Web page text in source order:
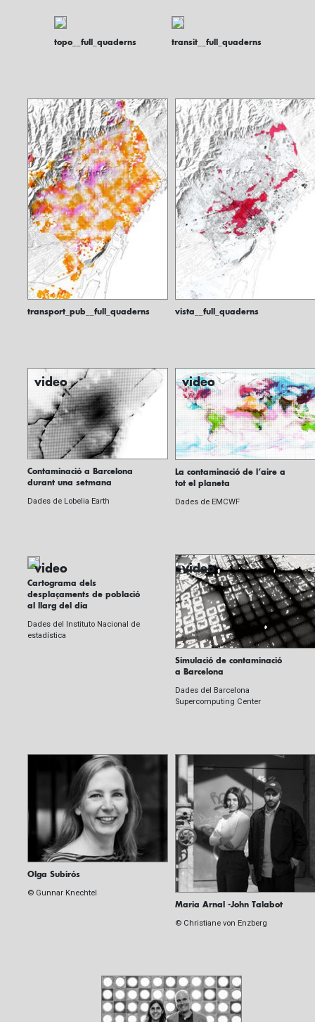
topo__full_quaderns transit__full_quaderns
transport_pub__full_quaderns vista__full_quaderns
video
Contaminació a Barcelona
durant una setmana
Dades de Lobelia Earth
video
La contaminació de l’aire a
tot el planeta
Dades de EMCWF
video
Cartograma dels
desplaçaments de població
al llarg del dia
Dades del Instituto Nacional de
estadística
video
Simulació de contaminació
a Barcelona
Dades del Barcelona
Supercomputing Center
Olga Subirós
© Gunnar Knechtel
Maria Arnal -John Talabot
© Christiane von Enzberg